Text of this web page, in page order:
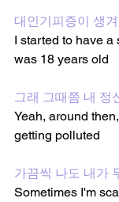
대인기피증이 생
I started to have
was 18 years old
그래 그때쯤 내 정
Yeah, around
getting polluted
가끔씩 나도 내가
Sometimes I'm